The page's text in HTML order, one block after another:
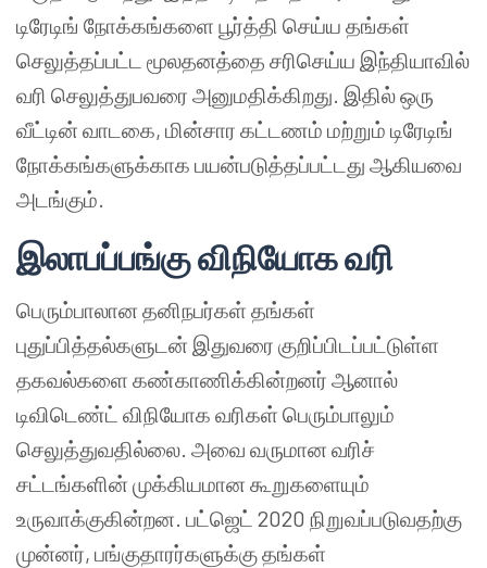
டிரேடிங் நோக்கங்களை பூர்த்தி செய்ய தங்கள்
செலுத்தப்பட்ட மூலதனத்தை சரிசெய்ய இந்தியாவில்
வரி செலுத்துபவரை அனுமதிக்கிறது. இதில் ஒரு
வீட்டின் வாடகை, மின்சார கட்டணம் மற்றும் டிரேடிங்
நோக்கங்களுக்காக பயன்படுத்தப்பட்டது ஆகியவை
அடங்கும்.
இலாபப்பங்கு விநியோக வரி
பெரும்பாலான தனிநபர்கள் தங்கள்
புதுப்பித்தல்களுடன் இதுவரை குறிப்பிடப்பட்டுள்ள
தகவல்களை கண்காணிக்கின்றனர் ஆனால்
டிவிடெண்ட் விநியோக வரிகள் பெரும்பாலும்
செலுத்துவதில்லை. அவை வருமான வரிச்
சட்டங்களின் முக்கியமான கூறுகளையும்
உருவாக்குகின்றன. பட்ஜெட் 2020 நிறுவப்படுவதற்கு
முன்னர், பங்குதாரர்களுக்கு தங்கள்